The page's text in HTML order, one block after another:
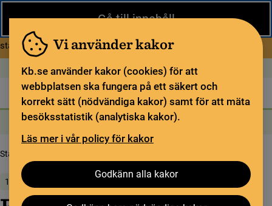
Gå till innehåll
Under sommaren har KB begränsad service och särskilda
öppettider. Vissa veckor är en del funktioner och samlingar
stängda.Läs mer om Begränsad service i sommar
Vi använder kakor
Kb.se använder kakor (cookies) för att
webbplatsen ska fungera på ett säkert och
korrekt sätt (nödvändiga kakor) samt för att mäta
besöksstatistik (analytiska kakor).
Läs mer i vår policy för kakor
Godkänn alla kakor
Öppet idag: 11–15In English
Biblioteket För bibliotekssektorn Pliktleverans och ISBN
Sök Sök
Söktjänster
Startsida
13 februari 2024